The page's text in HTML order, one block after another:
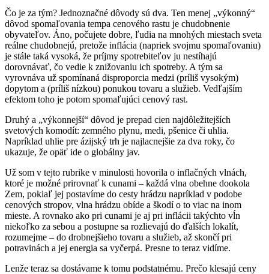
Čo je za tým? Jednoznačné dôvody sú dva. Ten menej „výkonný“
dôvod spomaľovania tempa cenového rastu je chudobnenie
obyvateľov. Áno, počujete dobre, ľudia na mnohých miestach sveta
reálne chudobnejú, pretože inflácia (napriek svojmu spomaľovaniu)
je stále taká vysoká, že príjmy spotrebiteľov ju nestíhajú
dorovnávať, čo vedie k znižovaniu ich spotreby. A tým sa
vyrovnáva už spomínaná disproporcia medzi (príliš vysokým)
dopytom a (príliš nízkou) ponukou tovaru a služieb. Vedľajším
efektom toho je potom spomaľujúci cenový rast.
Druhý a „výkonnejší“ dôvod je prepad cien najdôležitejších
svetových komodít: zemného plynu, medi, pšenice či uhlia.
Napríklad uhlie pre ázijský trh je najlacnejšie za dva roky, čo
ukazuje, že opäť ide o globálny jav.
Už som v tejto rubrike v minulosti hovorila o inflačných vlnách,
ktoré je možné prirovnať k cunami – každá vlna obehne dookola
Zem, pokiaľ jej postavíme do cesty hrádzu napríklad v podobe
cenových stropov, vlna hrádzu obíde a škodí o to viac na inom
mieste. A rovnako ako pri cunami je aj pri inflácii takýchto vĺn
niekoľko za sebou a postupne sa rozlievajú do ďalších lokalít,
rozumejme – do drobnejšieho tovaru a služieb, až skončí pri
potravinách a jej energia sa vyčerpá. Presne to teraz vidíme.
Lenže teraz sa dostávame k tomu podstatnému. Prečo klesajú ceny